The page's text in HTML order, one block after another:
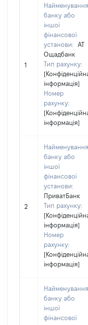
1
Найменування
банку або
іншої
фінансової
установи:
АТ
Ощадбанк
Тип рахунку:
інформація]
Номер
рахунку:
інформація]
2
Найменування
банку або
іншої
фінансової
установи:
ПриватБанк
Тип рахунку:
інформація]
Номер
рахунку:
інформація]
Найменування
банку або
іншої
фінансової